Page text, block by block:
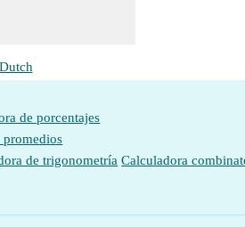
Dutch
de porcentajes
promedios
de trigonometría Calculadora